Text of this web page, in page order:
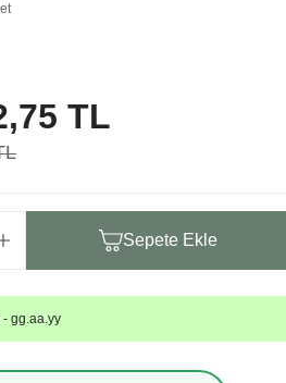
TL
Sepete Ekle
gg.aa.yy